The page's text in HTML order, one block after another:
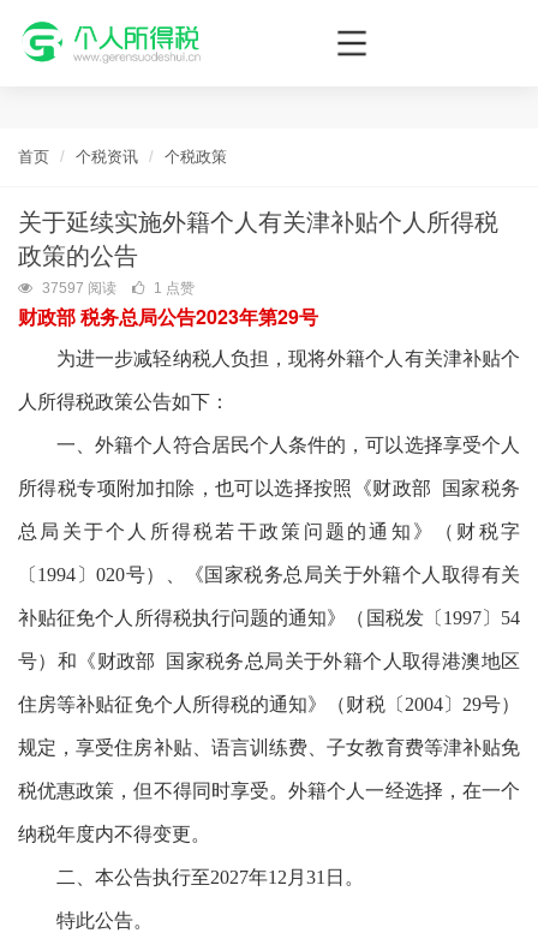
个人所得税网，最新个税资讯平台，您的个税管理专家！
首页 个税资讯 个税政策
关于延续实施外籍个人有关津补贴个人所得税
政策的公告
37597 阅读 1 点赞
财政部 税务总局公告2023年第29号
为进一步减轻纳税人负担，现将外籍个人有关津补贴个
人所得税政策公告如下：
一、外籍个人符合居民个人条件的，可以选择享受个人
所得税专项附加扣除，也可以选择按照《财政部 国家税务
总局关于个人所得税若干政策问题的通知》（财税字
〔1994〕020号）、《国家税务总局关于外籍个人取得有关
补贴征免个人所得税执行问题的通知》（国税发〔1997〕54
号）和《财政部 国家税务总局关于外籍个人取得港澳地区
住房等补贴征免个人所得税的通知》（财税〔2004〕29号）
规定，享受住房补贴、语言训练费、子女教育费等津补贴免
税优惠政策，但不得同时享受。外籍个人一经选择，在一个
纳税年度内不得变更。
二、本公告执行至2027年12月31日。
特此公告。